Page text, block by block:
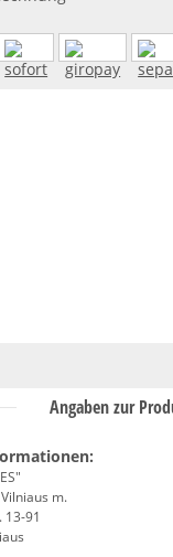
Angaben zur
m.
13-91